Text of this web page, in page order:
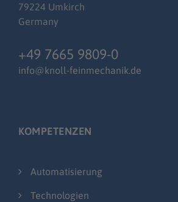
79224 Umkirch
Germany
+49 7665 9809-0
info@knoll-feinmechanik.de
KOMPETENZEN
Automatisierung
Technologien